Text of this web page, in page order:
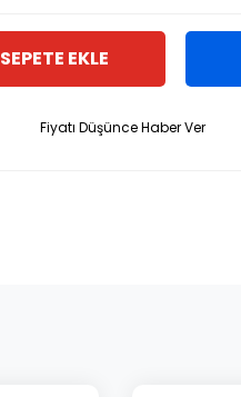
SEPETE EKLE
Fiyatı Düşünce Haber Ver